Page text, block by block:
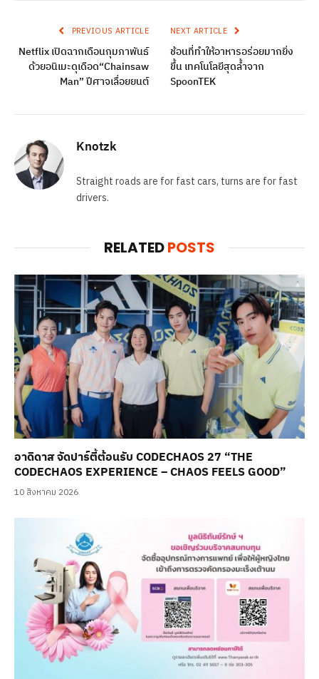
PREVIOUS ARTICLE
Netflix เปิดฉากเดือนกุมภาพันธ์
ด้วยอนิเมะดุเดือด“Chainsaw
Man” ปีศาจเลื่อยยนต์
NEXT ARTICLE
ช้อนที่ทำให้อาหารอร่อยมากยิ่ง
ขึ้น เทคโนโลยีสุดล้ำจาก
SpoonTEK
Knotzk
Straight roads are for fast cars, turns are for fast
drivers.
RELATEDPOSTS
อาดิดาส จัดปาร์ตี้ต้อนรับ CODECHAOS 27 “THE
CODECHAOS EXPERIENCE – CHAOS FEELS GOOD”
10 สิงหาคม 2026